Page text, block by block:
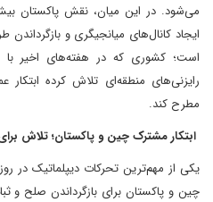
می‌شود. در این میان، نقش پاکستان
ایجاد کانال‌های میانجیگری و
است؛ کشوری که در هفته‌های اخیر
رایزنی‌های منطقه‌ای تلاش کرده
مطرح کند.
ابتکار مشترک چین و پاکستان؛ تلاش
یکی از مهم‌ترین تحرکات دیپلماتیک در
چین و پاکستان برای بازگرداندن صلح و